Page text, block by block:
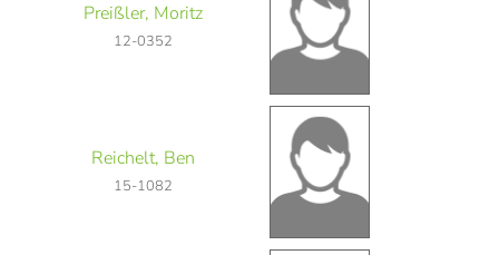
Preißler, Moritz
12-0352
Reichelt, Ben
15-1082